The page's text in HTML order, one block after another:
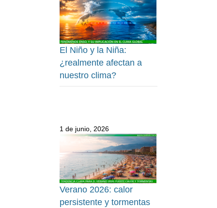
El Niño y la Niña:
¿realmente afectan a
nuestro clima?
1 de junio, 2026
Verano 2026: calor
persistente y tormentas